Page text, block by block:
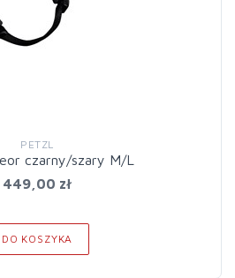
PETZL
czarny/szary M/L
449,00 zł
DO KOSZYKA